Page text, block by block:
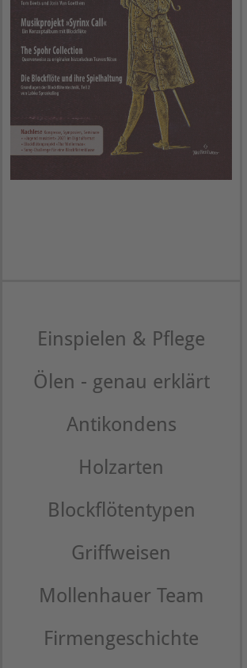
Einspielen & Pflege
Ölen - genau erklärt
Antikondens
Holzarten
Blockflötentypen
Griffweisen
Mollenhauer Team
Firmengeschichte